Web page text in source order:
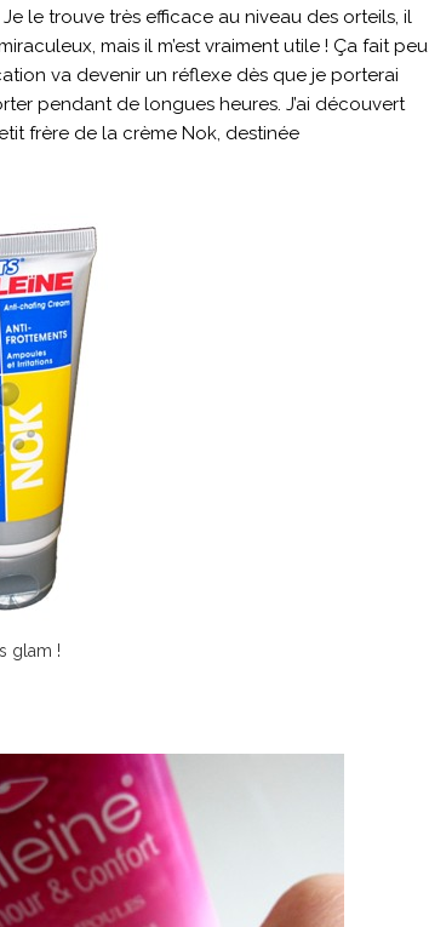
le trouve très efficace au niveau des orteils, il
mais il m’est vraiment utile ! Ça fait peu
va devenir un réflexe dès que je porterai
pendant de longues heures. J’ai découvert
frère de la crème Nok, destinée
glam !